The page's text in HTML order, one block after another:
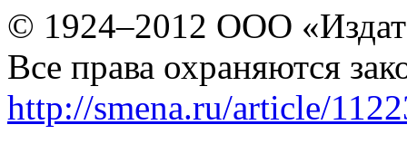
© 1924–2012 ООО
Все права охраняются
http://smena.ru/article/